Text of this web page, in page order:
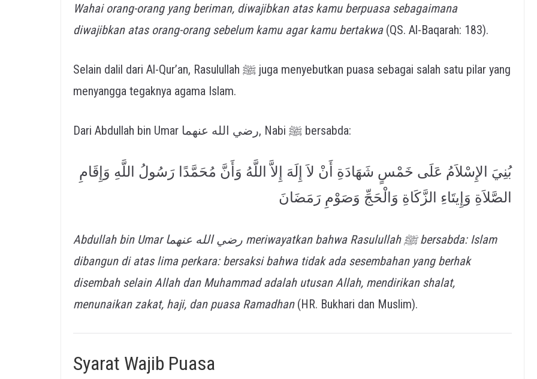
Wahai orang-orang yang beriman, diwajibkan atas kamu berpuasa sebagaimana
diwajibkan atas orang-orang sebelum kamuagar kamu bertakwa(QS. Al-Baqarah: 183).
Selain dalil dari Al-Qur’an, Rasulullah ﷺ juga menyebutkan puasa sebagai salah satu pilar yang
menyangga tegaknya agama Islam.
Dari Abdullah bin Umar رضي الله عنهما, Nabi ﷺ bersabda:
بُنِيَ الإِسْلاَمُ عَلَى خَمْسٍ شَهَادَةِ أَنْ لاَ إِلَهَ إِلاَّ اللَّهُ وَأَنَّ مُحَمَّدًا رَسُولُ اللَّهِ وَإِقَامِ
الصَّلاَةِ وَإِيتَاءِ الزَّكَاةِ وَالْحَجِّ وَصَوْمِ رَمَضَانَ
Abdullah bin Umar رضي الله عنهما meriwayatkan bahwa Rasulullah ﷺ bersabda: Islam
dibangun di atas lima perkara: bersaksi bahwa tidak ada sesembahan yang berhak
disembah selain Allah dan Muhammad adalah utusan Allah, mendirikan shalat,
menunaikan zakat, haji, dan puasa Ramadhan(HR. Bukhari dan Muslim).
Syarat Wajib Puasa